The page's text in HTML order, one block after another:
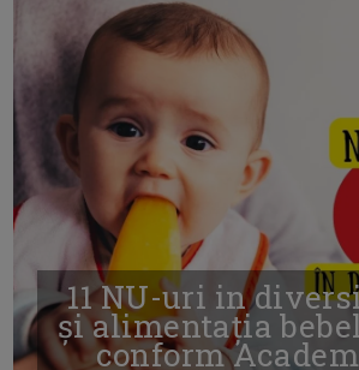
11 NU-uri in
și alimentația
conform